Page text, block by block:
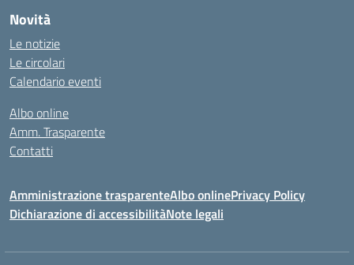
Novità
Le notizie
Le circolari
Calendario eventi
Albo online
Amm. Trasparente
Contatti
Amministrazione trasparenteAlbo onlinePrivacy Policy
Dichiarazione di accessibilitàNote legali